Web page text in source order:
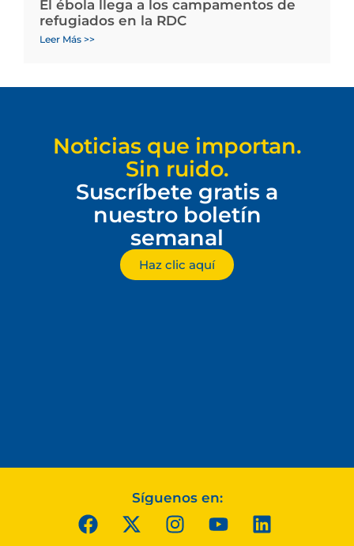
El ébola llega a los campamentos de
refugiados en la RDC
Leer Más >>
Noticias que importan.
Sin ruido.
Suscríbete gratis a
nuestro boletín
semanal
Haz clic aquí
Síguenos en: